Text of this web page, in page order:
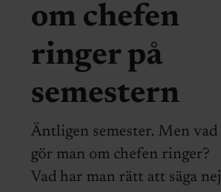
om chefen
ringer på
semestern
Äntligen semester. Men vad
gör man om chefen ringer?
Vad har man rätt att säga nej